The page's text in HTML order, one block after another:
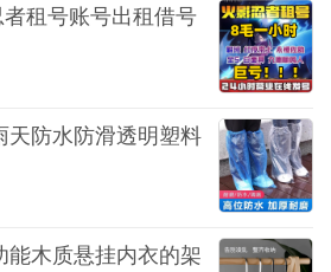
者租号账号出租借号
天防水防滑透明塑料
能木质悬挂内衣的架